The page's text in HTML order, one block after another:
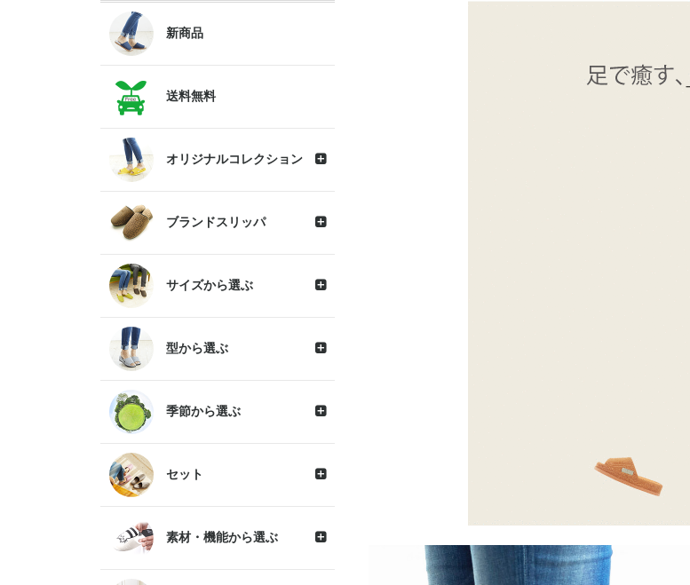
新商品
送料無料
オリジナルコレクション
ブランドスリッパ
サイズから選ぶ
型から選ぶ
季節から選ぶ
セット
素材・機能から選ぶ